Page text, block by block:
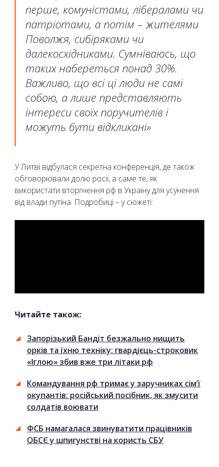
перше, комуністами, лібералами чи
патріотами, а потім – жителями
Поволжя, сибіряками чи
далекосхідниками. Сумніваюсь, що
таких набереться понад 30%.
Важливо, що всі ці люди не самі
собою, а лише представляють
інтереси своїх поручителів і
можуть бути відкликані»
У Литві відбулася секретна конференція, де також
обговорювали долю росії, а саме те, як
використати вторгнення рф в Україну для усунення
від влади путіна. Подробиці – у сюжеті:
Читайте також:
Запорізький Бандіт безжально нищить
орків та їхню техніку: гвардієць-строковик
«Іглою» збив вже три літаки рф
Командування рф тримає у заручниках сім’ї
окупантів: російський посібник, як змусити
солдатів воювати
ФСБ намагалася звинуватити працівників
ОБСЄ у шпигунстві на користь СБУ